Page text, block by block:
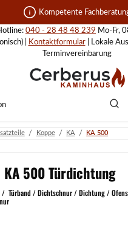
Kompetente
040 - 28 48 48 239 Mo-Fr,
|
Kontaktformular| Lokale
Terminvereinbarung
/ Koppe / KA / KA 500
KA 500 Türdichtung
/ Türband / Dichtschnur / Dichtung /